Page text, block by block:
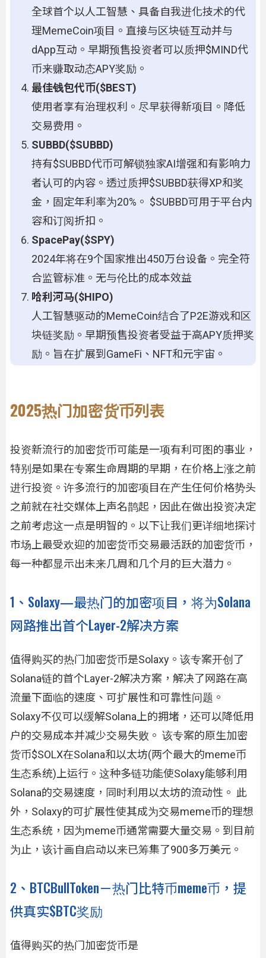
全球首个以人工智慧、具备自我进化技术的代
理MemeCoin项目。直接与区块链互动并与
dApp互动。早期预售投资者可以质押$MIND代
币来赚取动态APY奖励。
最佳钱包代币($BEST)
使用者享有治理权利。尽早获得新项目。降低
交易费用。
SUBBD($SUBBD)
持有$SUBBD代币可解锁独家AI增强和有影响力
者认可的内容。透过质押$SUBBD获得XP和奖
金，固定年利率为20%。 $SUBBD可用于平台内
容和订阅折扣。
SpacePay($SPY)
2024年将在9个国家推出450万台设备。完全符
合监管标准。无与伦比的成本效益
哈利河马($HIPO)
人工智慧驱动的MemeCoin结合了P2E游戏和区
块链奖励。早期预售投资者受益于高​​APY质押奖
励。旨在扩展到GameFi、NFT和元宇宙。
2025热门加密货币列表
投资新流行的加密货币可能是一项有利可图的事业，
特别是如果在专案生命周期的早期，在价格上涨之前
进行投资。许多流行的加密项目在产生任何价格势头
之前就在社交媒体上声名鹊起，因此在做出投资决定
之前考虑这一点是明智的。以下让我们更详细地探讨
市场上最受欢迎的加密货币交易最活跃的加密货币，
每一种都显示出未来几周和几个月的巨大潜力。
1、Solaxy—最热门的加密项目，将为Solana
网路推出首个Layer-2解决方案
值得购买的热门加密货币是Solaxy。该专案开创了
Solana链的首个Layer-2解决方案，解决了网路在高
流量下面临的速度、可扩展性和可靠性问题。
Solaxy不仅可以缓解Solana上的拥堵，还可以降低用
户的交易成本并减少交易失败。 该专案的原生加密
货币$SOLX在Solana和以太坊(两个最大的meme币
生态系统)上运行。这种多链功能使Solaxy能够利用
Solana的交易速度，同时利用以太坊的流动性。 此
外，Solaxy的可扩展性使其成为交易meme币的理想
生态系统，因为meme币通常需要大量交易。到目前
为止，该计画自启动以来已筹集了900多万美元。
2、BTCBullToken－热门比特币meme币，提
供真实$BTC奖励
值得购买的热门加密货币是